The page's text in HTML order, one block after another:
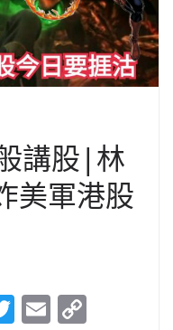
講股|林
美軍港股
T E